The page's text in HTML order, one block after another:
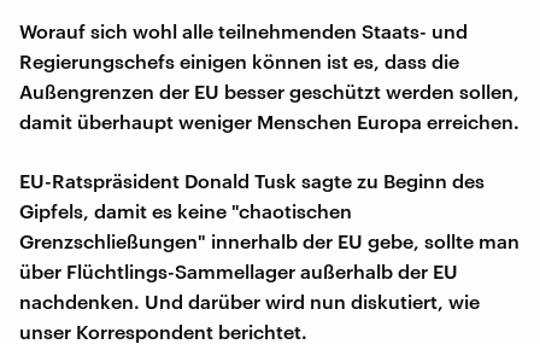
Worauf sich wohl alle teilnehmenden Staats- und
Regierungschefs einigen können ist es, dass die
Außengrenzen der EU besser geschützt werden sollen,
damit überhaupt weniger Menschen Europa erreichen.
EU-Ratspräsident Donald Tusk sagte zu Beginn des
Gipfels, damit es keine "chaotischen
Grenzschließungen" innerhalb der EU gebe, sollte man
über Flüchtlings-Sammellager außerhalb der EU
nachdenken. Und darüber wird nun diskutiert, wie
unser Korrespondent berichtet.